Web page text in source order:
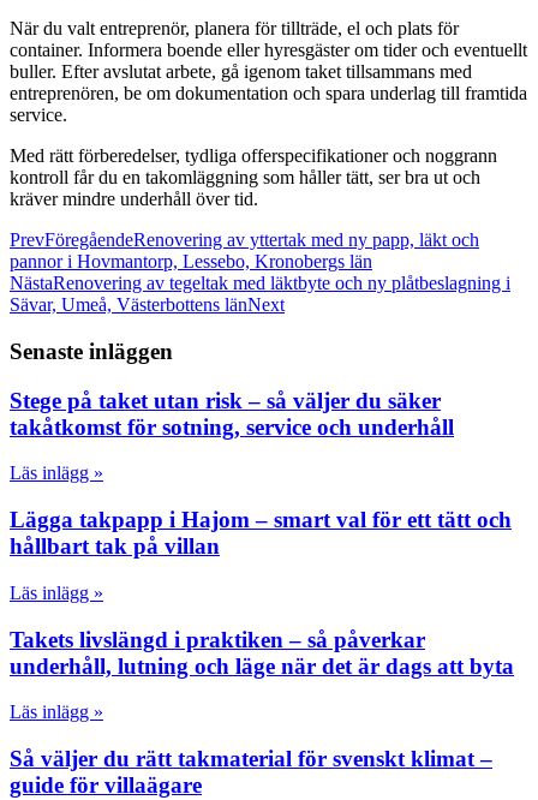
När du valt entreprenör, planera för tillträde, el och plats för
container. Informera boende eller hyresgäster om tider och eventuellt
buller. Efter avslutat arbete, gå igenom taket tillsammans med
entreprenören, be om dokumentation och spara underlag till framtida
service.
Med rätt förberedelser, tydliga offerspecifikationer och noggrann
kontroll får du en takomläggning som håller tätt, ser bra ut och
kräver mindre underhåll över tid.
PrevFöregåendeRenovering av yttertak med ny papp, läkt och
pannor i Hovmantorp, Lessebo, Kronobergs län
NästaRenovering av tegeltak med läktbyte och ny plåtbeslagning i
Sävar, Umeå, Västerbottens länNext
Senaste inläggen
Stege på taket utan risk – så väljer du säker
takåtkomst för sotning, service och underhåll
Läs inlägg »
Lägga takpapp i Hajom – smart val för ett tätt och
hållbart tak på villan
Läs inlägg »
Takets livslängd i praktiken – så påverkar
underhåll, lutning och läge när det är dags att byta
Läs inlägg »
Så väljer du rätt takmaterial för svenskt klimat –
guide för villaägare